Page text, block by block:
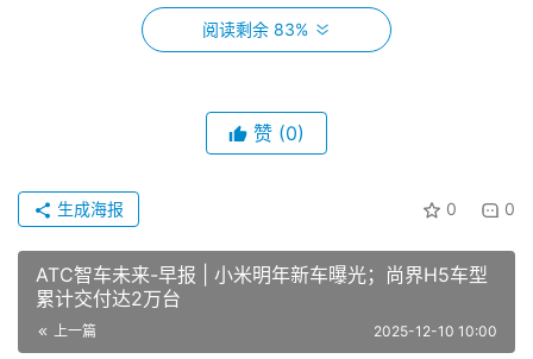
参会咨询：赵经理 13916427185
阅读剩余 83%
赞 (0)
0 0
生成海报
ATC智车未来-早报 | 小米明年新车曝光；尚界H5车型
累计交付达2万台
上一篇 2025-12-10 10:00